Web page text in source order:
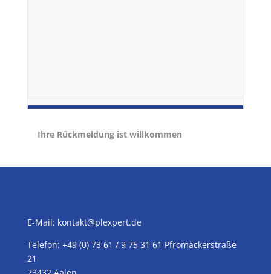
Ihre Rückmeldung ist willkommen
E-Mail: kontakt@plexpert.de
Telefon: +49 (0) 73 61 / 9 75 31 61 Pfromäckerstraße
21